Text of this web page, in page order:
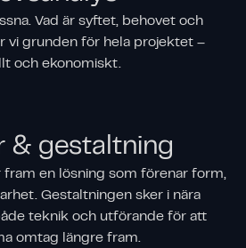
Vad är syftet, behovet och
vi grunden för hela projektet –
och ekonomiskt.
& gestaltning
fram en lösning som förenar form,
Gestaltningen sker i nära
teknik och utförande för att
omtag längre fram.